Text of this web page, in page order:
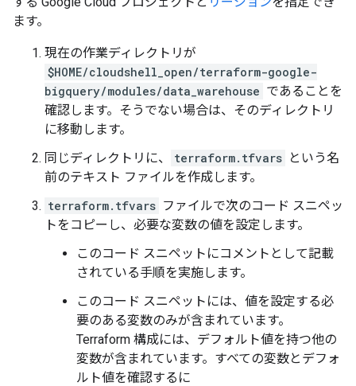
ます。
現在の作業ディレクトリが
$HOME/cloudshell_open/terraform-google-
bigquery/modules/data_warehouse であることを
確認します。そうでない場合は、そのディレクトリ
に移動します。
同じディレクトリに、
terraform.tfvars という名
前のテキスト ファイルを作成します。
terraform.tfvars ファイルで次のコード スニペッ
トをコピーし、必要な変数の値を設定します。
このコード スニペットにコメントとして記載
されている手順を実施します。
このコード スニペットには、値を設定する必
要のある変数のみが含まれています。
Terraform 構成には、デフォルト値を持つ他の
変数が含まれています。すべての変数とデフォ
ルト値を確認するに